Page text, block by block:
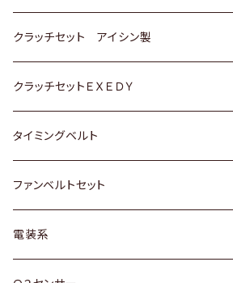
スバル
スバル
ダイハツ
マツダ
三菱
スバル
日野
ＷＡＧＥＮ
アストロ（シボレー）
クライスラー
ＶＯＬＶＯ
スズキ
日産
ダイハツ
マツダ
三菱
ダイハツ
日産
ホンダ
マツダ
トヨタ
クラッチセット アイシン製
ホンダ
スズキ
ダイハツ
マツダ
クラッチセットＥＸＥＤＹ
ホンダ
スズキ
日産
タイミングベルト
トヨタ
スズキ
ファンベルトセット
トヨタ
電装系